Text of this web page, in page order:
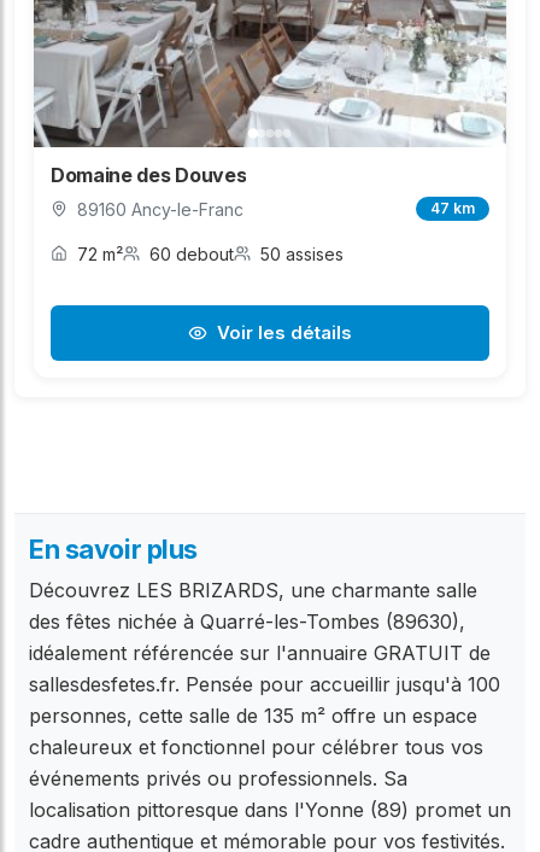
Domaine des Douves
89160 Ancy-le-Franc 47 km
72 m² 60 debout 50 assises
Voir les détails
En savoir plus
Découvrez LES BRIZARDS, une charmante salle
des fêtes nichée à Quarré-les-Tombes (89630),
idéalement référencée sur l'annuaire GRATUIT de
sallesdesfetes.fr. Pensée pour accueillir jusqu'à 100
personnes, cette salle de 135 m² offre un espace
chaleureux et fonctionnel pour célébrer tous vos
événements privés ou professionnels. Sa
localisation pittoresque dans l'Yonne (89) promet un
cadre authentique et mémorable pour vos festivités.